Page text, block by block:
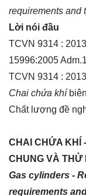
requirements and
Lời nói đầu
TCVN 9314 :
15996:2005
TCVN 9314 :
Chai chứa khí
Chất lượng đề
CHAI CHỨA KHÍ
CHUNG VÀ THỬ
Gas cylinders -
requirements